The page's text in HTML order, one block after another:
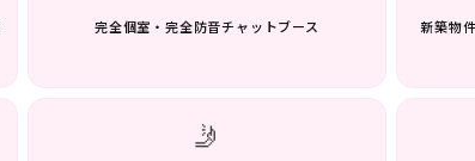
完全個室・完全防音チャットブース 新築物
🤳